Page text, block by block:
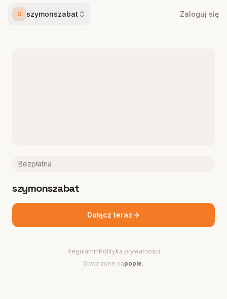
S szymonszabat Zaloguj się
Bezpłatna
szymonszabat
Dołącz teraz
RegulaminPolityka prywatności
Stworzone napople.